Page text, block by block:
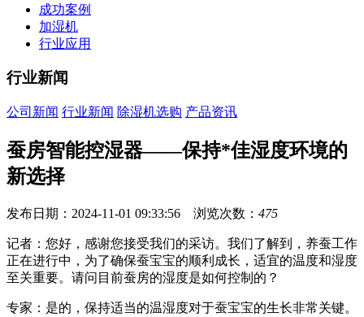
成功案例
加湿机
行业应用
行业新闻
公司新闻 行业新闻 除湿机选购 产品资讯
蚕房智能控湿器——保持*佳湿度环境的
新选择
发布日期：2024-11-01 09:33:56 浏览次数： 475
记者：您好，感谢您接受我们的采访。我们了解到，养蚕工作
正在进行中，为了确保蚕宝宝的顺利成长，适宜的温度和湿度
至关重要。请问目前蚕房的湿度是如何控制的？
专家：是的，保持适当的温湿度对于蚕宝宝的生长非常关键。